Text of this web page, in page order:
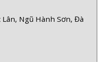
Ngũ Hành Sơn, Đà